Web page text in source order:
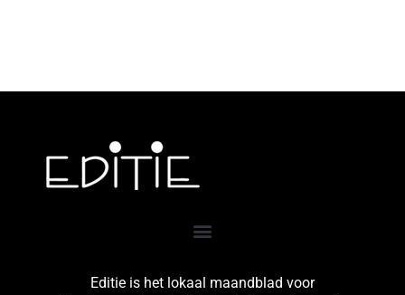
Editie is het lokaal maandblad voor